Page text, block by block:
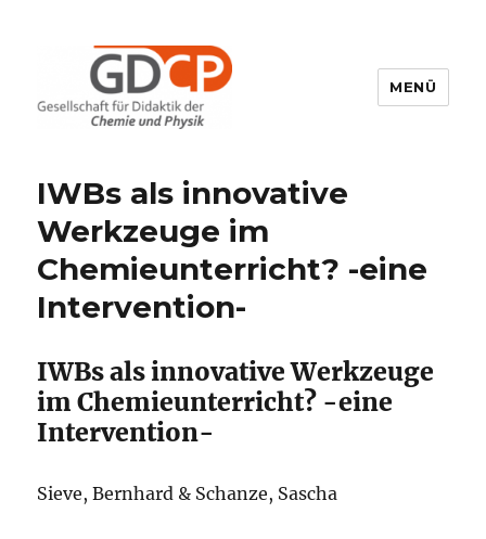
MENÜ
IWBs als innovative
Werkzeuge im
Chemieunterricht? -eine
Intervention-
IWBs als innovative Werkzeuge
im Chemieunterricht? -eine
Intervention-
Sieve, Bernhard & Schanze, Sascha